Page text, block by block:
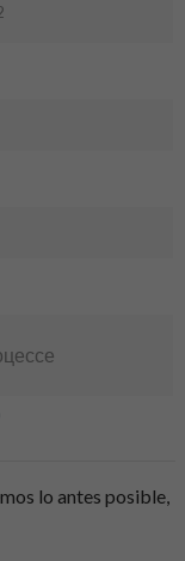
lo antes posible,